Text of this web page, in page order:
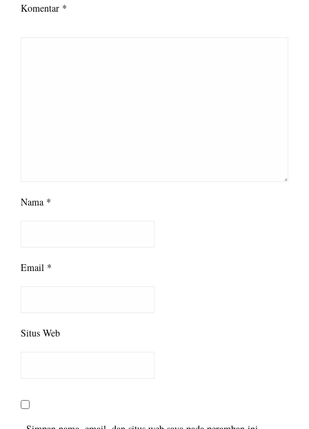
Komentar *
Nama *
Email *
Situs Web